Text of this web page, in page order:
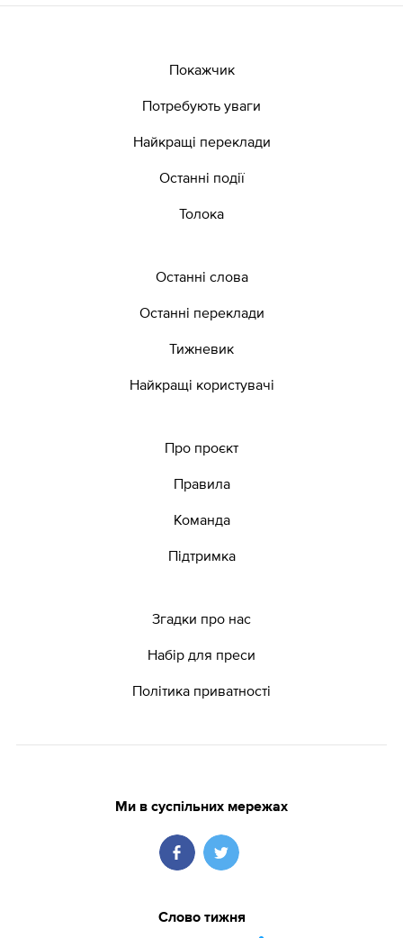
Покажчик
Потребують уваги
Найкращі переклади
Останні події
Толока
Останні слова
Останні переклади
Тижневик
Найкращі користувачі
Про проєкт
Правила
Команда
Підтримка
Згадки про нас
Набір для преси
Політика приватності
Ми в суспільних мережах
Слово тижня